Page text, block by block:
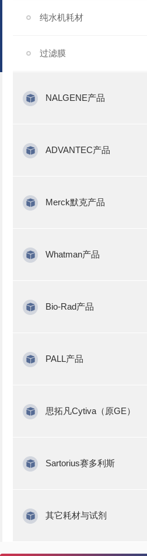
纯水机耗材
过滤膜
NALGENE产品
ADVANTEC产品
Merck默克产品
Whatman产品
Bio-Rad产品
PALL产品
思拓凡Cytiva（原GE）
Sartorius赛多利斯
其它耗材与试剂